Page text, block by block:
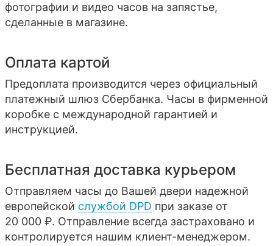
фотографии и видео часов на запястье,
сделанные в магазине.
Оплата картой
Предоплата производится через официальный
платежный шлюз Сбербанка. Часы в фирменной
коробке с международной гарантией и
инструкцией.
Бесплатная доставка курьером
Отправляем часы до Вашей двери надежной
европейской службой DPD при заказе от
20 000 ₽. Отправление всегда застраховано и
контролируется нашим клиент-менеджером.